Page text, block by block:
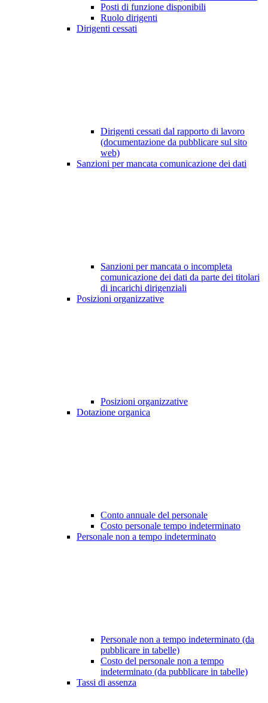
Posti di funzione disponibili
Ruolo dirigenti
Dirigenti cessati
Dirigenti cessati dal rapporto di lavoro
(documentazione da pubblicare sul sito
web)
Sanzioni per mancata comunicazione dei dati
Sanzioni per mancata o incompleta
comunicazione dei dati da parte dei titolari
di incarichi dirigenziali
Posizioni organizzative
Posizioni organizzative
Dotazione organica
Conto annuale del personale
Costo personale tempo indeterminato
Personale non a tempo indeterminato
Personale non a tempo indeterminato (da
pubblicare in tabelle)
Costo del personale non a tempo
indeterminato (da pubblicare in tabelle)
Tassi di assenza